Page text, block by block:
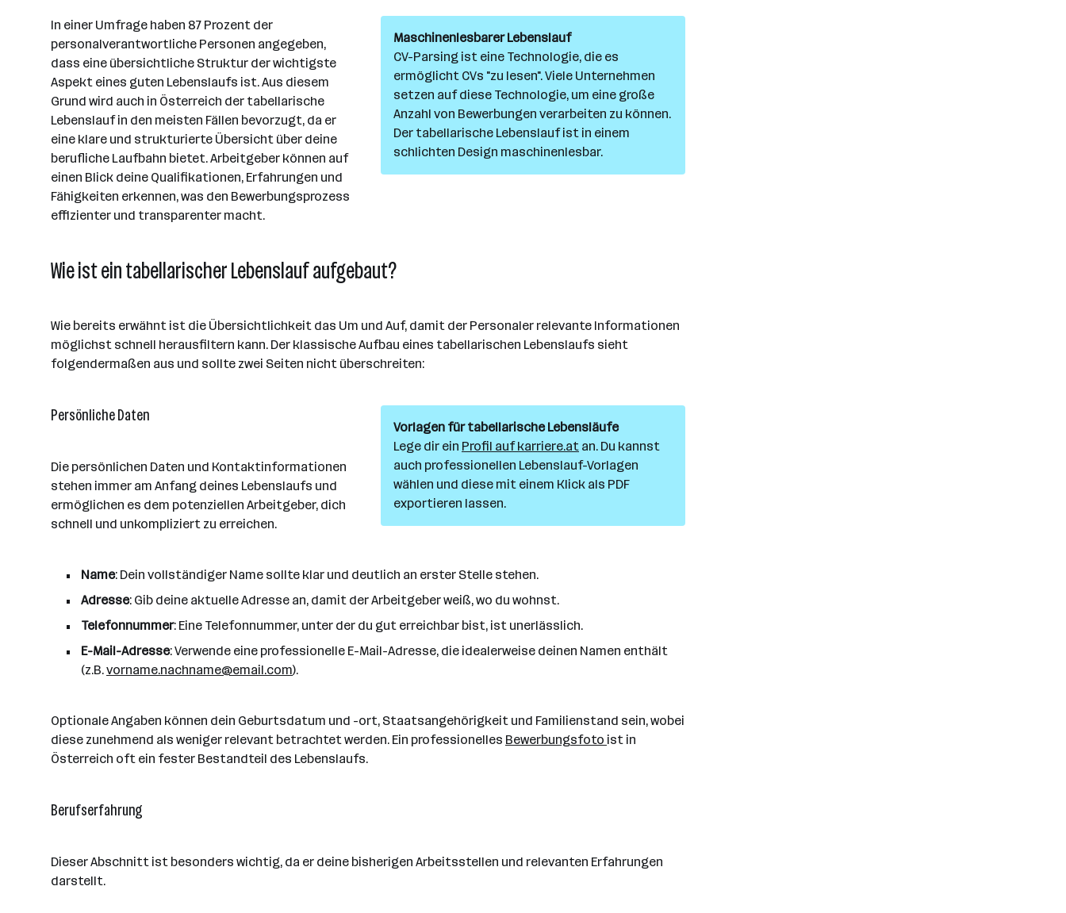
Maschinenlesbarer Lebenslauf
CV-Parsing ist eine Technologie, die es
ermöglicht CVs "zu lesen". Viele Unternehmen
setzen auf diese Technologie, um eine große
Anzahl von Bewerbungen verarbeiten zu können.
Der tabellarische Lebenslauf ist in einem
schlichten Design maschinenlesbar.
In einer Umfrage haben 87 Prozent der
personalverantwortliche Personen angegeben,
dass eine übersichtliche Struktur der wichtigste
Aspekt eines guten Lebenslaufs ist. Aus diesem
Grund wird auch in Österreich der tabellarische
Lebenslauf in den meisten Fällen bevorzugt, da er
eine klare und strukturierte Übersicht über deine
berufliche Laufbahn bietet. Arbeitgeber können auf
einen Blick deine Qualifikationen, Erfahrungen und
Fähigkeiten erkennen, was den Bewerbungsprozess
effizienter und transparenter macht.
Wie ist ein tabellarischer Lebenslauf aufgebaut?
Wie bereits erwähnt ist die Übersichtlichkeit das Um und Auf, damit der Personaler relevante Informationen
möglichst schnell herausfiltern kann. Der klassische Aufbau eines tabellarischen Lebenslaufs sieht
folgendermaßen aus und sollte zwei Seiten nicht überschreiten:
Vorlagen für tabellarische Lebensläufe
Lege dir ein Profil auf karriere.at an. Du kannst
auch professionellen Lebenslauf-Vorlagen
wählen und diese mit einem Klick als PDF
exportieren lassen.
Persönliche Daten
Die persönlichen Daten und Kontaktinformationen
stehen immer am Anfang deines Lebenslaufs und
ermöglichen es dem potenziellen Arbeitgeber, dich
schnell und unkompliziert zu erreichen.
Name: Dein vollständiger Name sollte klar und deutlich an erster Stelle stehen.
Adresse: Gib deine aktuelle Adresse an, damit der Arbeitgeber weiß, wo du wohnst.
Telefonnummer: Eine Telefonnummer, unter der du gut erreichbar bist, ist unerlässlich.
E-Mail-Adresse: Verwende eine professionelle E-Mail-Adresse, die idealerweise deinen Namen enthält
(z.B.vorname.nachname@email.com).
Optionale Angaben können dein Geburtsdatum und -ort, Staatsangehörigkeit und Familienstand sein, wobei
diese zunehmend als weniger relevant betrachtet werden. Ein professionelles Bewerbungsfoto ist in
Österreich oft ein fester Bestandteil des Lebenslaufs.
Berufserfahrung
Dieser Abschnitt ist besonders wichtig, da er deine bisherigen Arbeitsstellen und relevanten Erfahrungen
darstellt.